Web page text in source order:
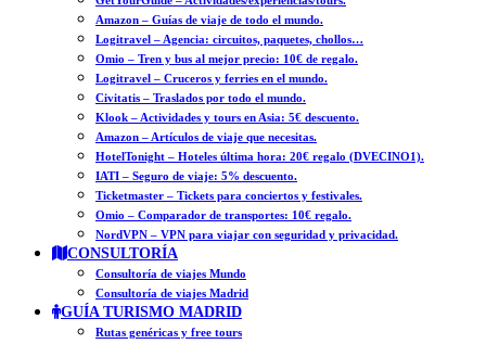
Amazon – Guías de viaje de todo el mundo.
Logitravel – Agencia: circuitos, paquetes, chollos…
Omio – Tren y bus al mejor precio: 10€ de regalo.
Logitravel – Cruceros y ferries en el mundo.
Civitatis – Traslados por todo el mundo.
Klook – Actividades y tours en Asia: 5€ descuento.
Amazon – Artículos de viaje que necesitas.
HotelTonight – Hoteles última hora: 20€ regalo (DVECINO1).
IATI – Seguro de viaje: 5% descuento.
Ticketmaster – Tickets para conciertos y festivales.
Omio – Comparador de transportes: 10€ regalo.
NordVPN – VPN para viajar con seguridad y privacidad.
CONSULTORÍA
Consultoría de viajes Mundo
Consultoría de viajes Madrid
GUÍA TURISMO MADRID
Rutas genéricas y free tours